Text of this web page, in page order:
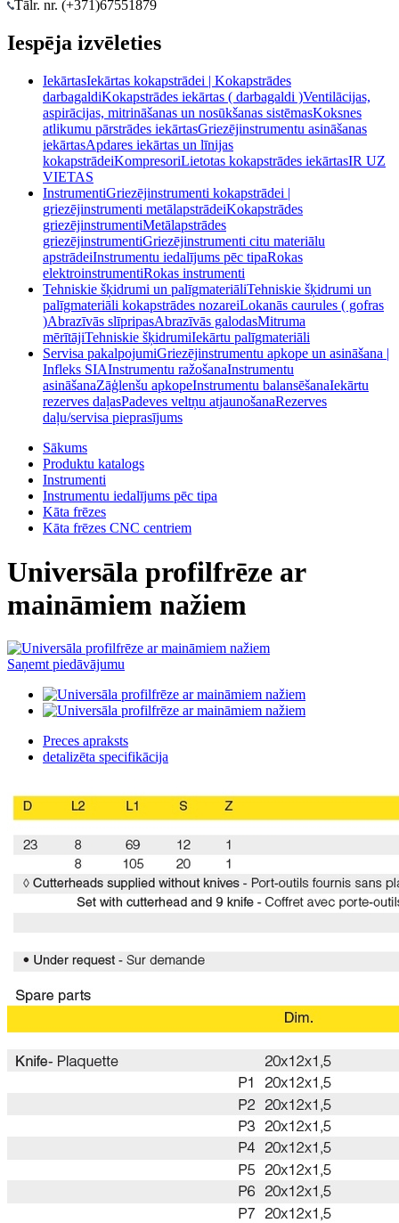
Tālr. nr. (+371)67551879
Iespēja izvēleties
IekārtasIekārtas kokapstrādei | Kokapstrādes
darbagaldiKokapstrādes iekārtas ( darbagaldi )Ventilācijas,
aspirācijas, mitrināšanas un nosūkšanas sistēmasKoksnes
atlikumu pārstrādes iekārtasGriezējinstrumentu asināšanas
iekārtasApdares iekārtas un līnijas
kokapstrādeiKompresoriLietotas kokapstrādes iekārtasIR UZ
VIETAS
InstrumentiGriezējinstrumenti kokapstrādei |
griezējinstrumenti metālapstrādeiKokapstrādes
griezējinstrumentiMetālapstrādes
griezējinstrumentiGriezējinstrumenti citu materiālu
apstrādeiInstrumentu iedalījums pēc tipaRokas
elektroinstrumentiRokas instrumenti
Tehniskie šķidrumi un palīgmateriāliTehniskie šķidrumi un
palīgmateriāli kokapstrādes nozareiLokanās caurules ( gofras
)Abrazīvās slīpripasAbrazīvās galodasMitruma
mērītājiTehniskie šķidrumiIekārtu palīgmateriāli
Servisa pakalpojumiGriezējinstrumentu apkope un asināšana |
Infleks SIAInstrumentu ražošanaInstrumentu
asināšanaZāģlenšu apkopeInstrumentu balansēšanaIekārtu
rezerves daļasPadeves veltņu atjaunošanaRezerves
daļu/servisa pieprasījums
Sākums
Produktu katalogs
Instrumenti
Instrumentu iedalījums pēc tipa
Kāta frēzes
Kāta frēzes CNC centriem
Universāla profilfrēze ar
maināmiem nažiem
Saņemt piedāvājumu
Preces apraksts
detalizēta specifikācija